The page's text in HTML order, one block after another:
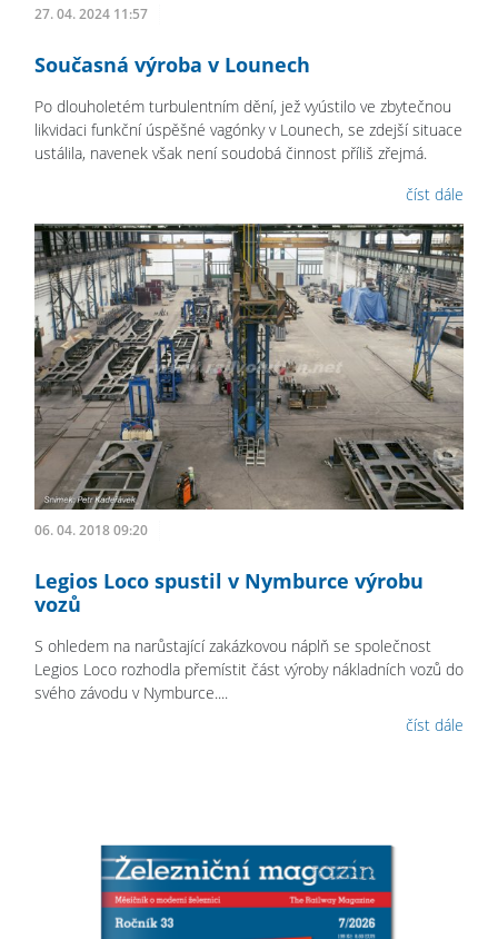
27. 04. 2024 11:57
Současná výroba v Lounech
Po dlouholetém turbulentním dění, jež vyústilo ve zbytečnou
likvidaci funkční úspěšné vagónky v Lounech, se zdejší situace
ustálila, navenek však není soudobá činnost příliš zřejmá.
číst dále
06. 04. 2018 09:20
Legios Loco spustil v Nymburce výrobu
vozů
S ohledem na narůstající zakázkovou náplň se společnost
Legios Loco rozhodla přemístit část výroby nákladních vozů do
svého závodu v Nymburce....
číst dále